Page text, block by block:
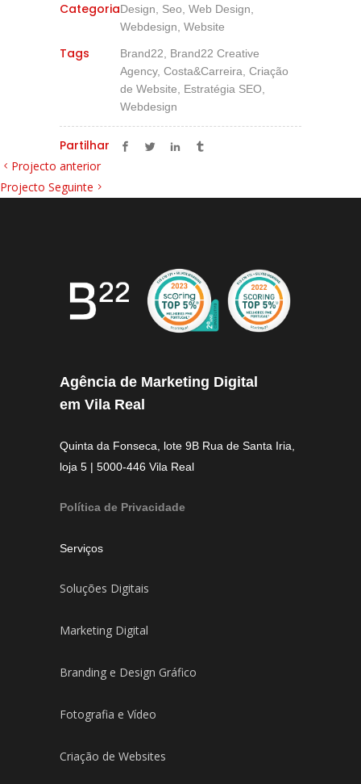
CategoriaDesign, Seo, Web Design,
Webdesign, Website
Tags
Brand22, Brand22 Creative
Agency, Costa&Carreira, Criação
de Website, Estratégia SEO,
Webdesign
Partilhar
Projecto anterior
Projecto Seguinte
Agência de Marketing Digital
em Vila Real
Quinta da Fonseca, lote 9B Rua de Santa Iria,
loja 5 | 5000-446 Vila Real
Política de Privacidade
Serviços
Soluções Digitais
Marketing Digital
Branding e Design Gráfico
Fotografia e Vídeo
Criação de Websites